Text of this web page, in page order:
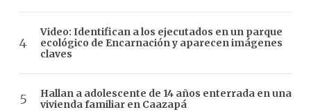
Video: Identifican a los ejecutados en un parque
ecológico de Encarnación y aparecen imágenes
claves
Hallan a adolescente de 14 años enterrada en una
vivienda familiar en Caazapá